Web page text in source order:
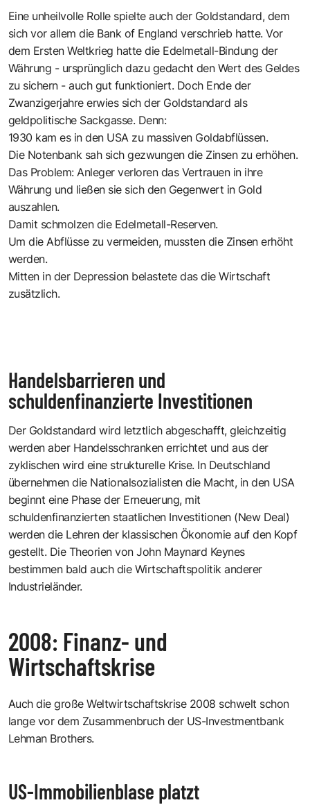
Eine unheilvolle Rolle spielte auch der Goldstandard, dem
sich vor allem die Bank of England verschrieb hatte. Vor
dem Ersten Weltkrieg hatte die Edelmetall-Bindung der
Währung - ursprünglich dazu gedacht den Wert des Geldes
zu sichern - auch gut funktioniert. Doch Ende der
Zwanzigerjahre erwies sich der Goldstandard als
geldpolitische Sackgasse. Denn:
1930 kam es in den USA zu massiven Goldabflüssen.
Die Notenbank sah sich gezwungen die Zinsen zu erhöhen.
Das Problem: Anleger verloren das Vertrauen in ihre
Währung und ließen sie sich den Gegenwert in Gold
auszahlen.
Damit schmolzen die Edelmetall-Reserven.
Um die Abflüsse zu vermeiden, mussten die Zinsen erhöht
werden.
Mitten in der Depression belastete das die Wirtschaft
zusätzlich.
Handelsbarrieren und
schuldenfinanzierte Investitionen
Der Goldstandard wird letztlich abgeschafft, gleichzeitig
werden aber Handelsschranken errichtet und aus der
zyklischen wird eine strukturelle Krise. In Deutschland
übernehmen die Nationalsozialisten die Macht, in den USA
beginnt eine Phase der Erneuerung, mit
schuldenfinanzierten staatlichen Investitionen (New Deal)
werden die Lehren der klassischen Ökonomie auf den Kopf
gestellt. Die Theorien von John Maynard Keynes
bestimmen bald auch die Wirtschaftspolitik anderer
Industrieländer.
2008: Finanz- und
Wirtschaftskrise
Auch die große Weltwirtschaftskrise 2008 schwelt schon
lange vor dem Zusammenbruch der US-Investmentbank
Lehman Brothers.
US-Immobilienblase platzt